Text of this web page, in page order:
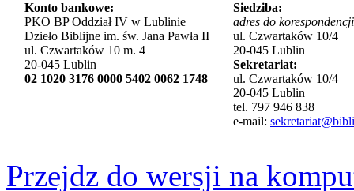
Konto bankowe:
PKO BP Oddział IV w Lublinie
Dzieło Biblijne im. św. Jana Pawła II
ul. Czwartaków 10 m. 4
20-045 Lublin
02 1020 3176 0000 5402 0062 1748
Siedziba:
adres do
ul. Czwartaków 10/4
20-045 Lublin
Sekretariat:
ul. Czwartaków 10/4
20-045 Lublin
tel. 797 946 838
e-mail:
Przejdz do wersji na